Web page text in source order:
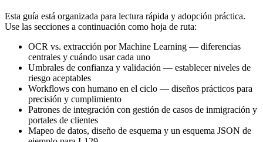
Esta guía está organizada para lectura rápida y adopción práctica.
Use las secciones a continuación como hoja de ruta:
OCR vs. extracción por Machine Learning — diferencias
centrales y cuándo usar cada uno
Umbrales de confianza y validación — establecer niveles de
riesgo aceptables
Workflows con humano en el ciclo — diseños prácticos para
precisión y cumplimiento
Patrones de integración con gestión de casos de inmigración y
portales de clientes
Mapeo de datos, diseño de esquema y un esquema JSON de